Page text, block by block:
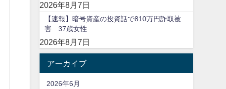
2026年8月7日
【速報】暗号資産の投資話で810万円詐取被
害 37歳女性
2026年8月7日
アーカイブ
2026年6月